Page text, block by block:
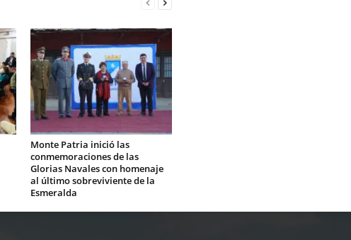
Monte Patria inició las
conmemoraciones de las
Glorias Navales con homenaje
al último sobreviviente de la
Esmeralda